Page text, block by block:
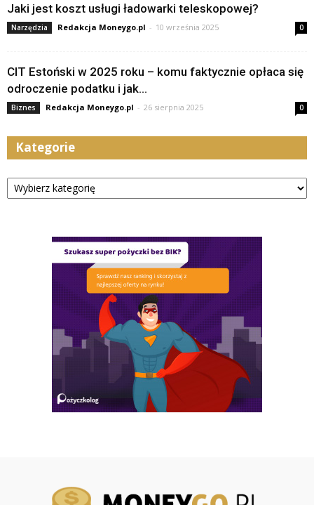
Jaki jest koszt usługi ładowarki teleskopowej?
Narzędzia Redakcja Moneygo.pl - 10 września 2025 0
CIT Estoński w 2025 roku – komu faktycznie opłaca się
odroczenie podatku i jak...
Biznes Redakcja Moneygo.pl - 26 sierpnia 2025 0
Kategorie
Kategorie